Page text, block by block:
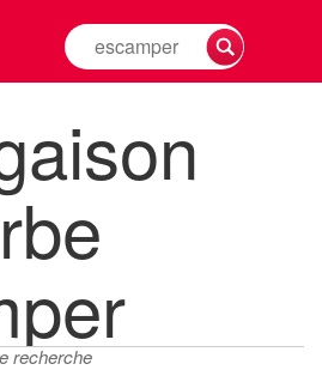
Rechercher
la
d'un
verbe
recherche